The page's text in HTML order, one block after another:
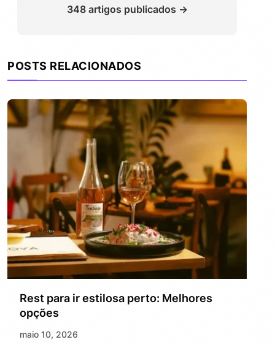
348 artigos publicados →
POSTS RELACIONADOS
Rest para ir estilosa perto: Melhores
opções
maio 10, 2026